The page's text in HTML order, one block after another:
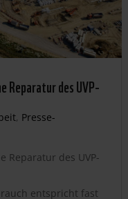
Reparatur des UVP-
, Presse-
Reparatur des UVP-
entspricht fast